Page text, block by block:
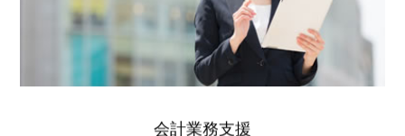
会計業務支援